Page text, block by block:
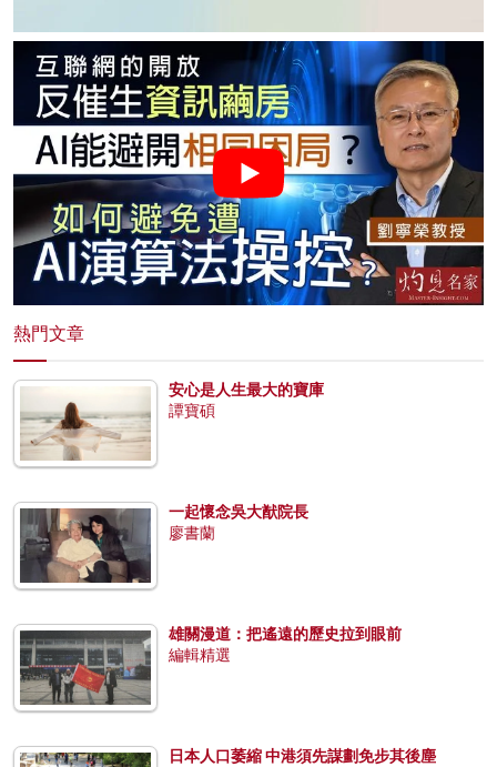
熱門文章
安心是人生最大的寶庫
譚寶碩
一起懷念吳大猷院長
廖書蘭
雄關漫道：把遙遠的歷史拉到眼前
編輯精選
日本人口萎縮 中港須先謀劃免步其後塵